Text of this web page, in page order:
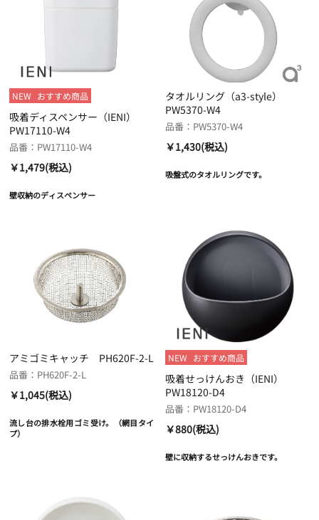
NEW おすすめ商品
吸着ディスペンサー（IENI）
PW17110-W4
品番：PW17110-W4
￥1,479(税込)
壁収納のディスペンサー
タオルリング（a3-style）
PW5370-W4
品番：PW5370-W4
￥1,430(税込)
吸盤式のタオルリングです。
アミゴミキャッチ PH620F-2-L
品番：PH620F-2-L
￥1,045(税込)
流し台の排水栓用ゴミ受け。（網目タイ
プ）
NEW おすすめ商品
吸着せっけんおき（IENI）
PW18120-D4
品番：PW18120-D4
￥880(税込)
壁に収納するせっけんおきです。